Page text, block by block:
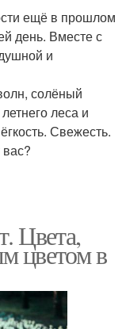
ещё в прошлом
день. Вместе с
и
солёный
леса и
Свежесть.
Цвета,
цветом в